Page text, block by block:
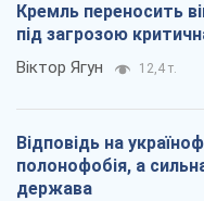
Кремль переносить
під загрозою
Віктор Ягун 12,4 т.
Відповідь на
полонофобія, а
держава